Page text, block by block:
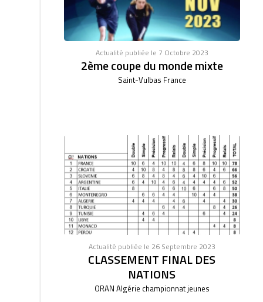
Actualité publiée le 7 Octobre 2023
2ème coupe du monde mixte
Saint-Vulbas France
Actualité publiée le 26 Septembre 2023
CLASSEMENT FINAL DES
NATIONS
ORAN Algérie championnat jeunes